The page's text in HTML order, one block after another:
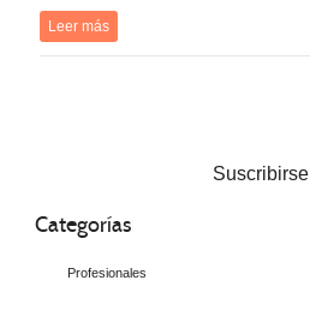
Leer más
Suscribirse
Categorías
Profesionales